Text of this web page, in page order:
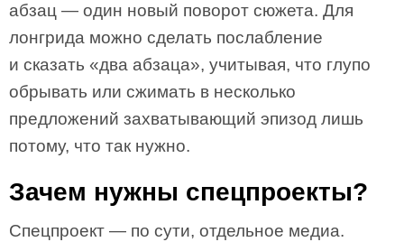
абзац — один новый поворот сюжета. Для
лонгрида можно сделать послабление
и сказать «два абзаца», учитывая, что глупо
обрывать или сжимать в несколько
предложений захватывающий эпизод лишь
потому, что так нужно.
Зачем нужны спецпроекты?
Спецпроект — по сути, отдельное медиа.